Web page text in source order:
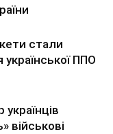
стали
ППО
військові